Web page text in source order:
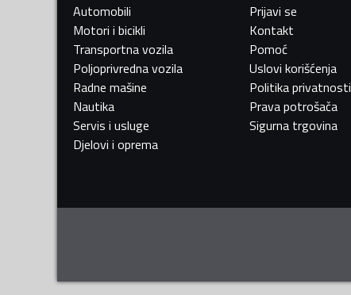
Automobili
Motori i bicikli
Transportna vozila
Poljoprivredna vozila
Radne mašine
Nautika
Servis i usluge
Djelovi i oprema
Prijavi se
Kontakt
Pomoć
Uslovi korišćenja
Politika privatnosti
Prava potrošača
Sigurna trgovina